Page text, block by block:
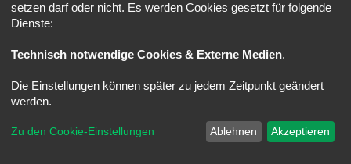
setzen darf oder nicht. Es werden Cookies gesetzt für folgende
Dienste:
Technisch notwendige Cookies & Externe Medien.
Die Einstellungen können später zu jedem Zeitpunkt geändert
werden.
Zu den Cookie-Einstellungen Ablehnen Akzeptieren